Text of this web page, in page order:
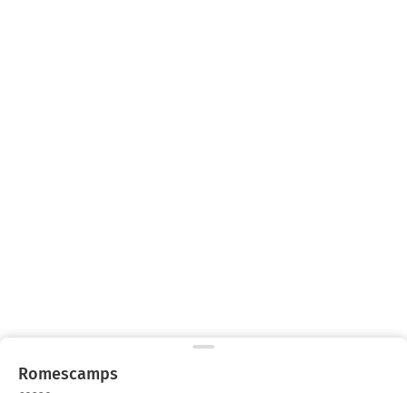
Romescamps